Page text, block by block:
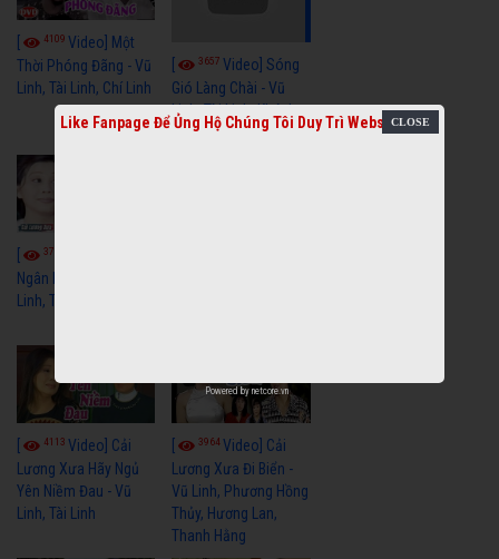
4109 Video] Một
Thời Phóng Đãng - Vũ
Linh, Tài Linh, Chí Linh
3657Video] Sóng
Gió Làng Chài - Vũ
Linh, Tài Linh, Khánh
Tuấn
3766
Ngân Hà - Vũ Linh, Tài
Linh, Thoại Mỹ
4113 Video] Cải
Lương Xưa Hãy Ngủ
Yên Niềm Đau - Vũ
Linh, Tài Linh
3964Video] Cải
Lương Xưa Đi Biển -
Vũ Linh, Phương Hồng
Thủy, Hương Lan,
Thanh Hằng
Like Fanpage Để Ủng Hộ Chúng Tôi Duy Trì Website
Powered by netcore.vn